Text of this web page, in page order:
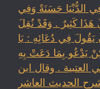
الدُّنْيَا حَسَنَةً وَفِي
هَذَا كَثِيرٌ . وَقَدْ نُقِلَ
فِي دُعَائِهِ : يَا
يَدْعُو بِمَا دَعَتْ بِهِ
فِي العتبية . وقال ابن
الحديث العاشر